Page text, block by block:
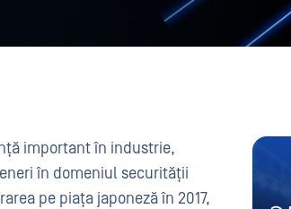
important în industrie,
în domeniul securității
pe piața japoneză în 2017,